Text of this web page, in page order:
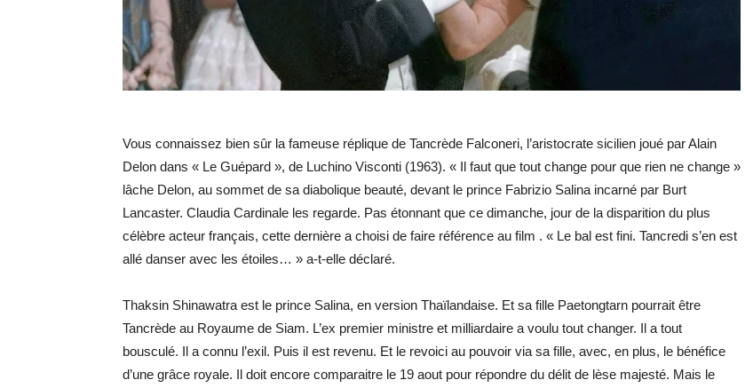
Vous connaissez bien sûr la fameuse réplique de Tancrède Falconeri, l’aristocrate sicilien joué par Alain
Delon dans « Le Guépard », de Luchino Visconti (1963). « Il faut que tout change pour que rien ne change »
lâche Delon, au sommet de sa diabolique beauté, devant le prince Fabrizio Salina incarné par Burt
Lancaster. Claudia Cardinale les regarde. Pas étonnant que ce dimanche, jour de la disparition du plus
célèbre acteur français, cette dernière a choisi de faire référence au film . « Le bal est fini. Tancredi s’en est
allé danser avec les étoiles… » a-t-elle déclaré.
Thaksin Shinawatra est le prince Salina, en version Thaïlandaise. Et sa fille Paetongtarn pourrait être
Tancrède au Royaume de Siam. L’ex premier ministre et milliardaire a voulu tout changer. Il a tout
bousculé. Il a connu l’exil. Puis il est revenu. Et le revoici au pouvoir via sa fille, avec, en plus, le bénéfice
d’une grâce royale. Il doit encore comparaitre le 19 aout pour répondre du délit de lèse majesté. Mais le